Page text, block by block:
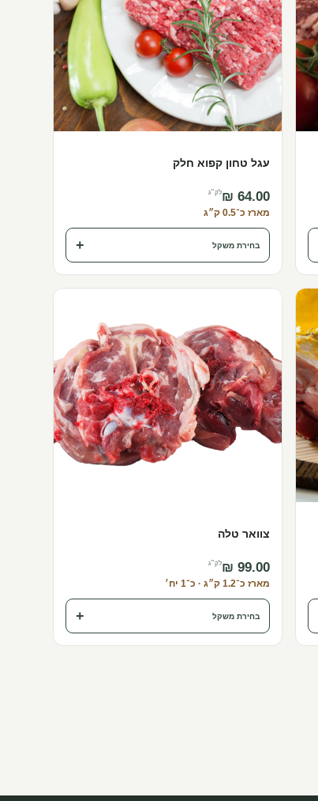
עגל טחון קפוא חלק
‏64.00 ‏₪ לק״ג
מארז כ־0.5 ק״ג
בחירת משקל +
צוואר טלה
‏99.00 ‏₪ לק״ג
מארז כ־1.2 ק״ג · כ־1 יח׳
בחירת משקל +